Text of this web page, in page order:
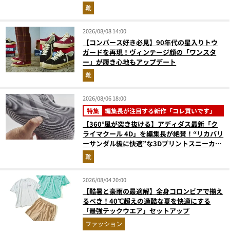
靴
2026/08/08 14:00
【コンバース好き必見】90年代の星入りトウ
ガードを再現！ヴィンテージ顔の「ワンスタ
ー」が履き心地もアップデート
靴
2026/08/06 18:00
特集 編集長が注目する新作「コレ買いです」
【360°風が突き抜ける】アディダス最新「ク
ライマクール 4D」を編集長が絶賛！“リカバリ
ーサンダル級に快適”な3Dプリントスニーカー
『コレ買いです』Vol.173
靴
2026/08/04 20:00
【酷暑と豪雨の最適解】全身コロンビアで揃え
るべき！40℃超えの過酷な夏を快適にする
「最強テックウエア」セットアップ
ファッション